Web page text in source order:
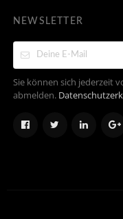
NEWSLETTER
Sie können sich jederzeit
abmelden.